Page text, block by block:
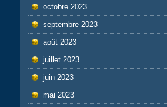
octobre 2023
septembre 2023
août 2023
juillet 2023
juin 2023
mai 2023